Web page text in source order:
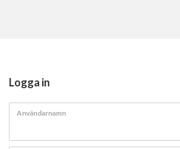
Logga in
Användarnamn